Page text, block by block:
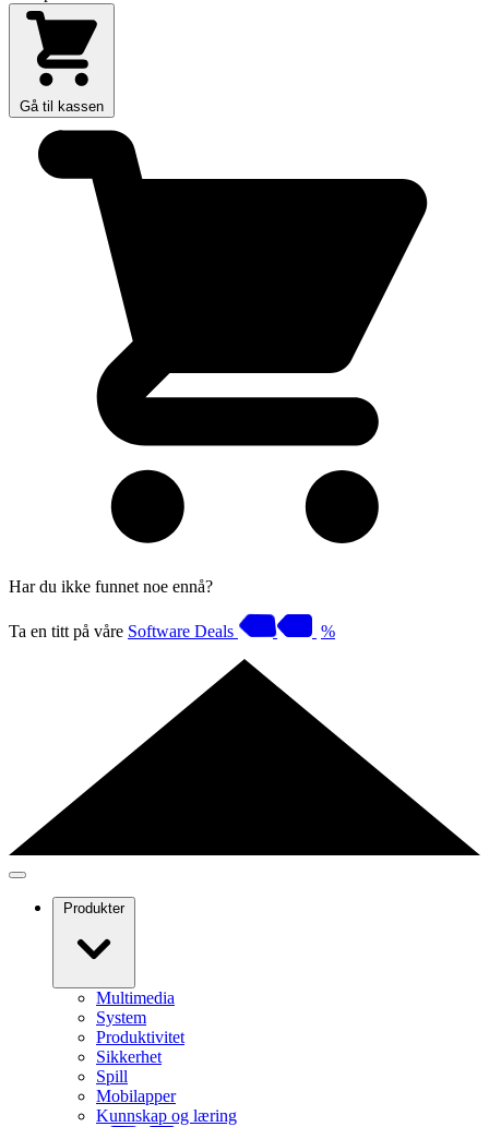
Gå til kassen
Har du ikke funnet noe ennå?
Ta en titt på våre Software Deals %
Produkter
Multimedia
System
Produktivitet
Sikkerhet
Spill
Mobilapper
Kunnskap og læring